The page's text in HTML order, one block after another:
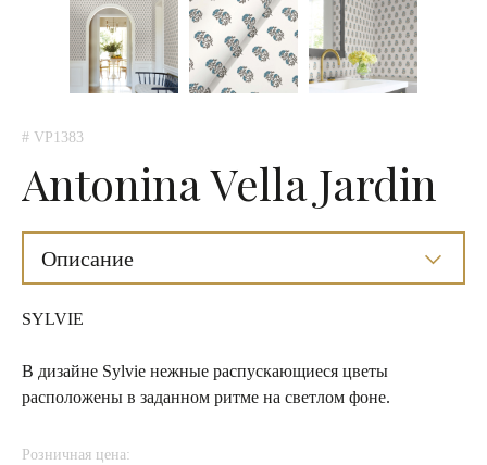
# VP1383
Antonina Vella Jardin
Описание
SYLVIE
В дизайне Sylvie нежные распускающиеся цветы
расположены в заданном ритме на светлом фоне.
Розничная цена: